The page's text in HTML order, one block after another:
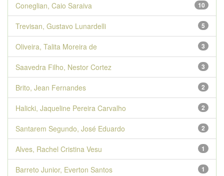
10
Coneglian, Caio Saraiva
5
Trevisan, Gustavo Lunardelli
3
Oliveira, Talita Moreira de
3
Saavedra Filho, Nestor Cortez
2
Brito, Jean Fernandes
2
Halicki, Jaqueline Pereira Carvalho
2
Santarem Segundo, José Eduardo
1
Alves, Rachel Cristina Vesu
1
Barreto Junior, Everton Santos